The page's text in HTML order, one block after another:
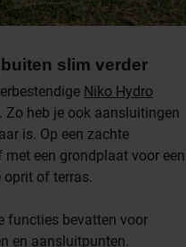
slim verder
Niko Hydro
heb je ook aansluitingen
is. Op een zachte
een grondplaat voor een
oprit of terras.
functies bevatten voor
en aansluitpunten.